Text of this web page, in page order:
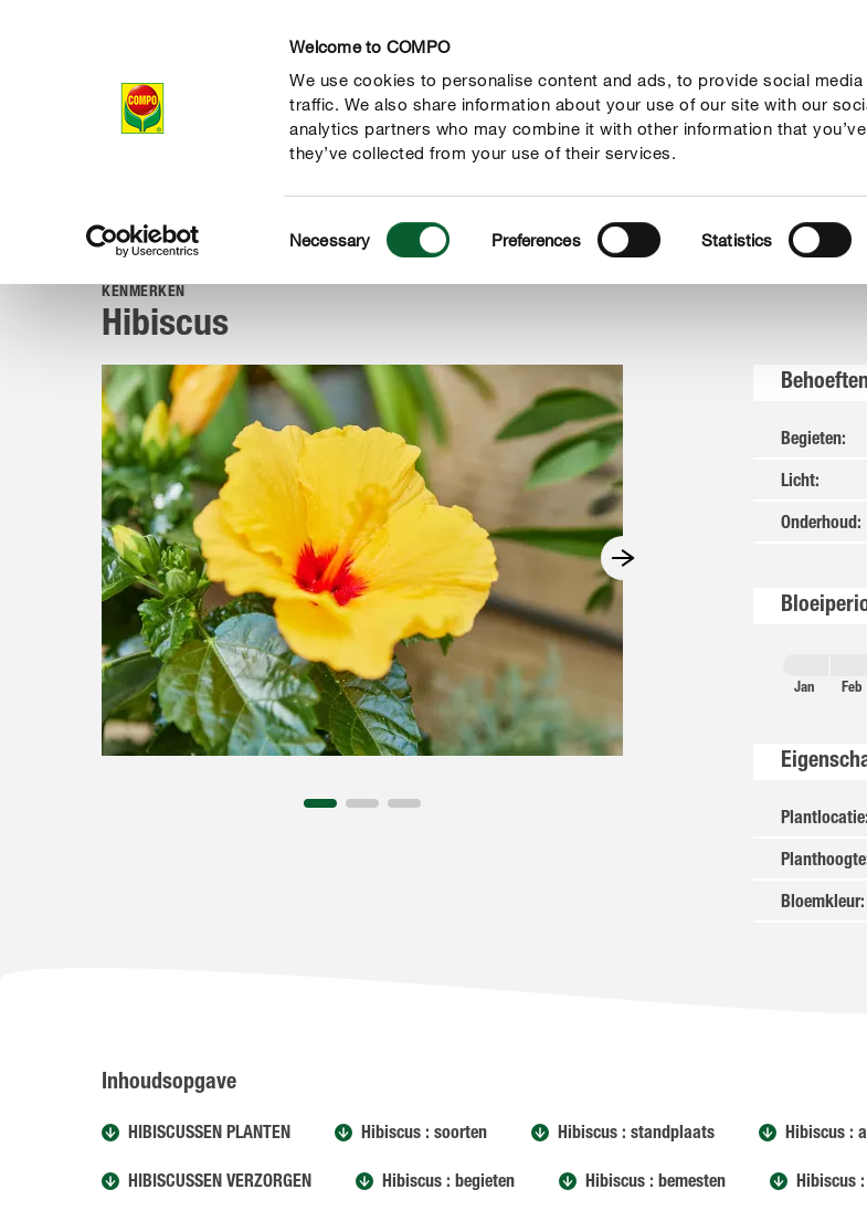
Welcome to COMPO
We use cookies to personalise content and ads, to provide social
traffic. We also share information about your use of our site with our
analytics partners who may combine it with other information that
they’ve collected from your use of their services.
Selection
Necessary Preferences Statistics
Producten Advies Thema's Tot je dienst
COMPOAdvies Planten van A tot Z Balkon- & kuipplanten Hibiscus
KENMERKEN
Hibiscus
Behoeften
Begieten:
Licht:
Onderhoud:
Jan Feb
Plantlocatie:
Planthoogte
Bloemkleur:
Inhoudsopgave
HIBISCUSSEN PLANTEN Hibiscus : soorten Hibiscus : standplaats Hibiscus :
HIBISCUSSEN VERZORGEN Hibiscus : begieten Hibiscus : bemesten Hibiscus